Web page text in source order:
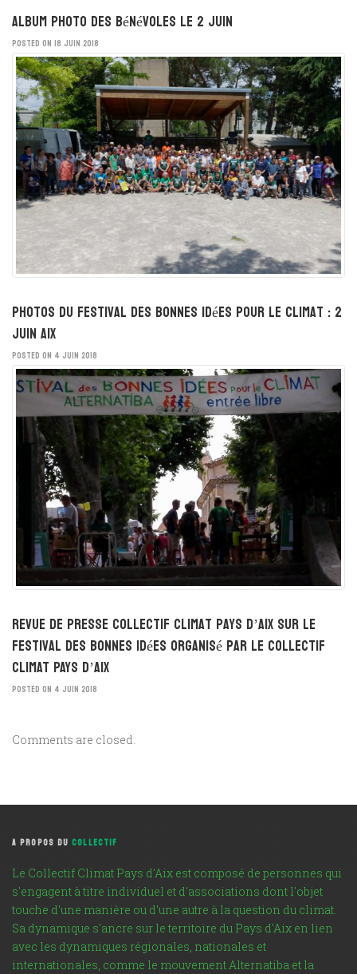
album Photo des bénévoles le 2 juin
POSTED ON 18 JUIN 2018
Photos du festival des bonnes idées pour le climat : 2
juin Aix
POSTED ON 4 JUIN 2018
Revue de presse Collectif Climat Pays d’Aix sur le
festival des bonnes idées organisé par LE COLLECTIF
CLIMAT PAYS D’AIX
POSTED ON 4 JUIN 2018
Comments are closed.
A PROPOS DUCOLLECTIF
Le Collectif Climat Pays d'Aix est composé de personnes qui
s'engagent à titre individuel et d'associations dont l'objet
touche d'une manière ou d'une autre à la question du climat.
Sa dynamique s'ancre sur le territoire du Pays d'Aix en lien
avec les dynamiques régionales, nationales et
internationales, comme le mouvement Alternatiba et la